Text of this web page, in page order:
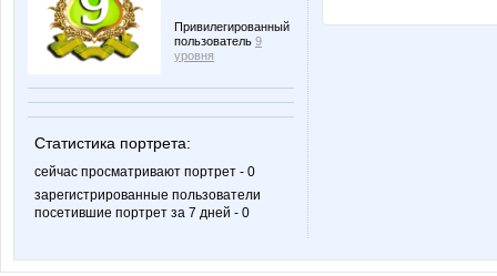
Привилегированный
пользователь 9
уровня
Статистика портрета:
сейчас просматривают портрет - 0
зарегистрированные пользователи
посетившие портрет за 7 дней - 0